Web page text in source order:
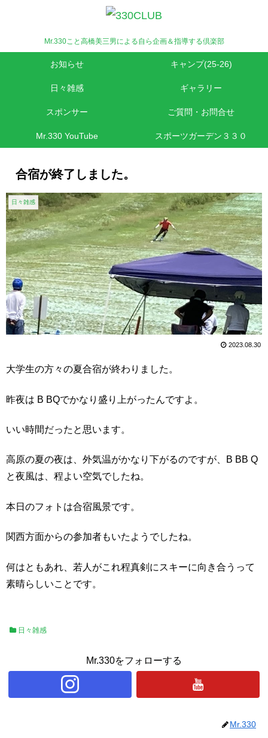
Mr.330こと高橋美三男による自ら企画＆指導する倶楽部
お知らせ キャンプ(25-26)
日々雑感 ギャラリー
スポンサー ご質問・お問合せ
Mr.330 YouTube スポーツガーデン３３０
合宿が終了しました。
日々雑感
2023.08.30
大学生の方々の夏合宿が終わりました。
昨夜は B BQでかなり盛り上がったんですよ。
いい時間だったと思います。
高原の夏の夜は、外気温がかなり下がるのですが、B BB Q
と夜風は、程よい空気でしたね。
本日のフォトは合宿風景です。
関西方面からの参加者もいたようでしたね。
何はともあれ、若人がこれ程真剣にスキーに向き合うって
素晴らしいことです。
日々雑感
Mr.330をフォローする
Mr.330